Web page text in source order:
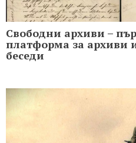
Свободни архиви –
платформа за архиви
беседи